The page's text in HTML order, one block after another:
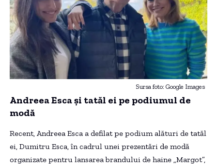
Sursa foto: Google Images
Andreea Esca și tatăl ei pe podiumul de
modă
Recent, Andreea Esca a defilat pe podium alături de tatăl
ei, Dumitru Esca, în cadrul unei prezentări de modă
organizate pentru lansarea brandului de haine „Margot”,